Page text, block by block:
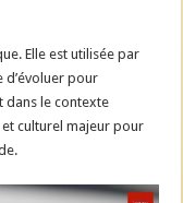
Elle est utilisée par
d’évoluer pour
dans le contexte
culturel majeur pour